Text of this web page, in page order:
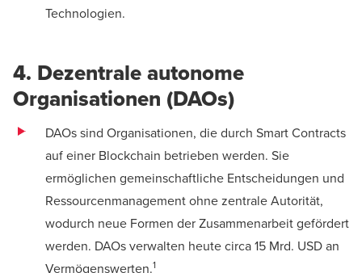
Technologien.
4. Dezentrale autonome
Organisationen (DAOs)
DAOs sind Organisationen, die durch Smart Contracts
auf einer Blockchain betrieben werden. Sie
ermöglichen gemeinschaftliche Entscheidungen und
Ressourcenmanagement ohne zentrale Autorität,
wodurch neue Formen der Zusammenarbeit gefördert
werden. DAOs verwalten heute circa 15 Mrd. USD an
Vermögenswerten.1